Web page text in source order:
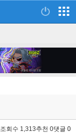
조회수 1,313추천 0댓글 0